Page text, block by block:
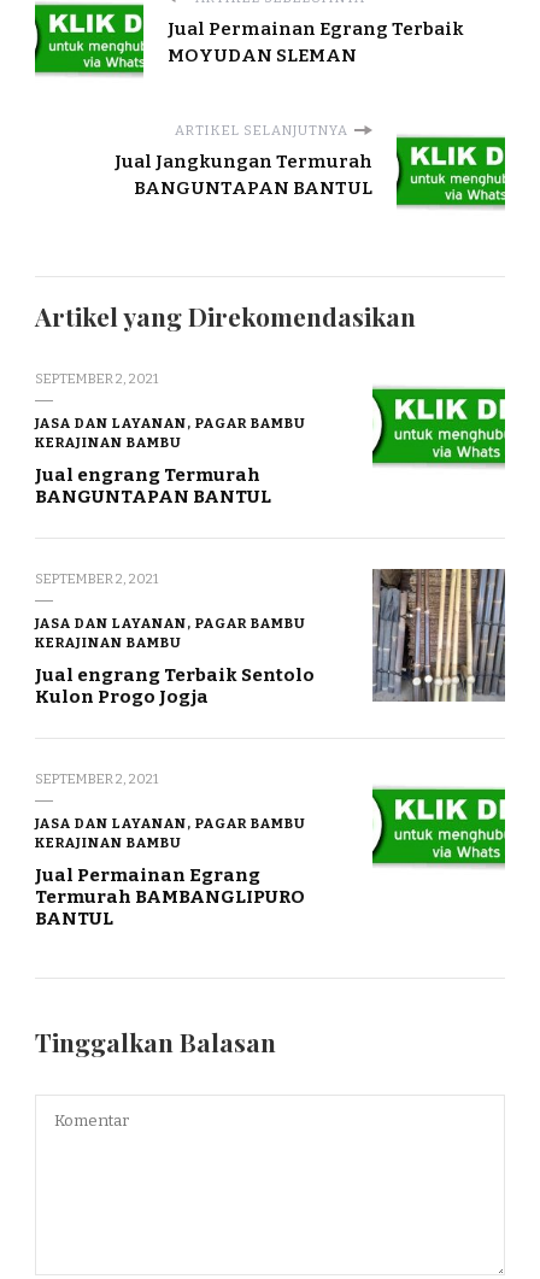
Jual Permainan Egrang Terbaik
MOYUDAN SLEMAN
ARTIKEL SELANJUTNYA
Jual Jangkungan Termurah
BANGUNTAPAN BANTUL
Artikel yang Direkomendasikan
SEPTEMBER 2, 2021
JASA DAN LAYANAN, PAGAR BAMBU
KERAJINAN BAMBU
Jual engrang Termurah
BANGUNTAPAN BANTUL
SEPTEMBER 2, 2021
JASA DAN LAYANAN, PAGAR BAMBU
KERAJINAN BAMBU
Jual engrang Terbaik Sentolo
Kulon Progo Jogja
SEPTEMBER 2, 2021
JASA DAN LAYANAN, PAGAR BAMBU
KERAJINAN BAMBU
Jual Permainan Egrang
Termurah BAMBANGLIPURO
BANTUL
Tinggalkan Balasan